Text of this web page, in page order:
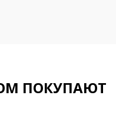
ПОКУПАЮТ